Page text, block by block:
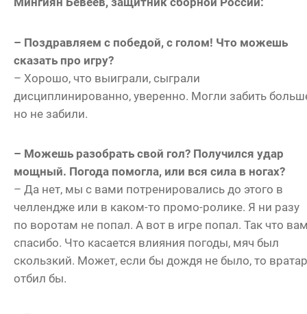
– Поздравляем с победой, с голом! Что можешь
сказать про игру?
– Хорошо, что выиграли, сыграли
дисциплинированно, уверенно. Могли забить
но не забили.
– Можешь разобрать свой гол? Получился удар
мощный. Погода помогла, или вся сила в ногах?
– Да нет, мы с вами потренировались до этого в
челлендже или в каком-то промо-ролике. Я ни разу
по воротам не попал. А вот в игре попал. Так что
спасибо. Что касается влияния погоды, мяч был
скользкий. Может, если бы дождя не было, то
отбил бы.